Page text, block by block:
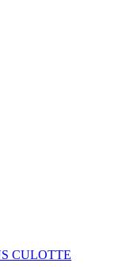
CULOTTE